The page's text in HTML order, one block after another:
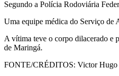
Segundo a Polícia Rodoviária
Uma equipe médica do Serviço de
A vítima teve o corpo dilacerado e
de Maringá.
FONTE/CRÉDITOS: Victor Hugo